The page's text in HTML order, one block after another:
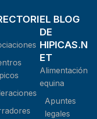
EL BLOG
DE
HIPICAS.N
ET
Alimentación
equina
Apuntes
legales